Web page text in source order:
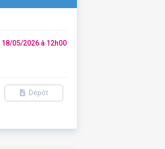
18/05/2026 à 12h00
Dépôt